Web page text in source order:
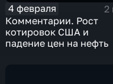
4 февраля
2
Комментарии. Рост
котировок США и
падение цен на нефть